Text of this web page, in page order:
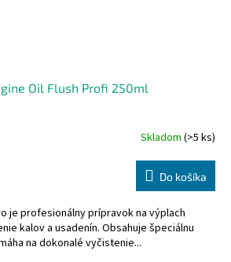
Oil Flush Profi 250ml
Skladom(>5 ks)
Do košíka
je profesionálny prípravok na výplach
kalov a usadenín. Obsahuje špeciálnu
na dokonalé vyčistenie...